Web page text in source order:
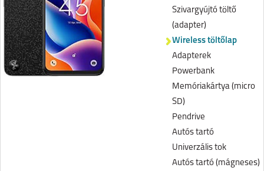
Szivargyújtó töltő
(adapter)
Wireless töltőlap
Adapterek
Powerbank
Memóriakártya (micro
SD)
Pendrive
Autós tartó
Univerzális tok
Autós tartó (mágneses)